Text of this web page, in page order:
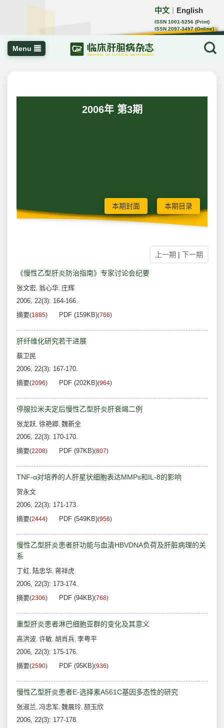
中文 English
ISSN 1001-5256 (Print)
ISSN 2097-3497 (Online)
CN 22-1108/R
Menu
2006年 第3期
本期封面 本期目录
上一期 | 下一期
《慢性乙型肝炎防治指南》专家讨论会纪要
张文宏, 翁心华, 庄辉
2006, 22(3): 164-166.
摘要(1885) PDF (159KB)(766)
肝纤维化研究若干进展
蔡卫民
2006, 22(3): 167-170.
摘要(2096) PDF (202KB)(964)
停服拉米夫定后慢性乙型肝炎肝衰竭二例
张龙跃, 徐艳卿, 魏新全
2006, 22(3): 170-170.
摘要(2208) PDF (97KB)(807)
TNF-α对培养的人肝星状细胞表达MMPs和IL-8的影响
贺永文
2006, 22(3): 171-173.
摘要(2444) PDF (549KB)(956)
慢性乙型肝炎患者肝功能与血清HBVDNA负荷及肝脏病理的关
系
丁虹, 陆忠华, 蒋祥虎
2006, 22(3): 173-174.
摘要(2306) PDF (94KB)(768)
重型肝炎患者淋巴细胞亚群的变化及其意义
高洪波, 许敏, 胡肖兵, 李粤平
2006, 22(3): 175-176.
摘要(2590) PDF (95KB)(936)
慢性乙型肝炎患者E-选择素A561C基因多态性的研究
张淑兰, 冯忠军, 魏晨玲, 颉玉欣
2006, 22(3): 177-178.